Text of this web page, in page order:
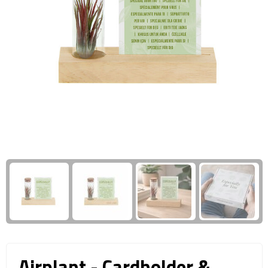
Business trolleys
Documententassen
Kledingtassen
Reistassen & Trolleys
Reistassen
Trolleys
Wellness Giftsets